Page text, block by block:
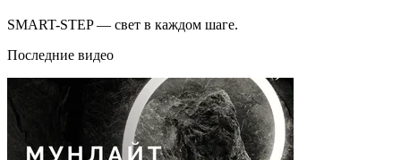
SMART-STEP — свет в каждом шаге.
Последние видео